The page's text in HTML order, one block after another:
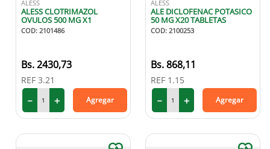
ALESS
ALESS CLOTRIMAZOL
OVULOS 500 MG X1
COD: 2101486
2430,73
REF 3.21
＋
－ Agregar
ALESS
ALE DICLOFENAC POTASICO
50 MG X20 TABLETAS
COD: 2100253
868,11
REF 1.15
＋
－ Agregar